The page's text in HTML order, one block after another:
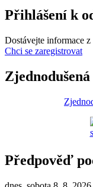
Přihlášení k
Dostávejte informace
Chci se zaregistrovat
Předpověď